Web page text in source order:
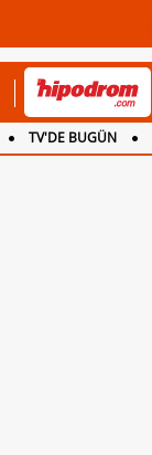
TV'DE BUGÜN